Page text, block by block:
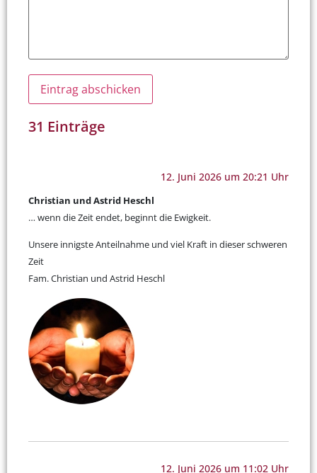
31 Einträge
12. Juni 2026 um 20:21 Uhr
Christian und Astrid Heschl
… wenn die Zeit endet, beginnt die Ewigkeit.
Unsere innigste Anteilnahme und viel Kraft in dieser schweren
Zeit
Fam. Christian und Astrid Heschl
12. Juni 2026 um 11:02 Uhr